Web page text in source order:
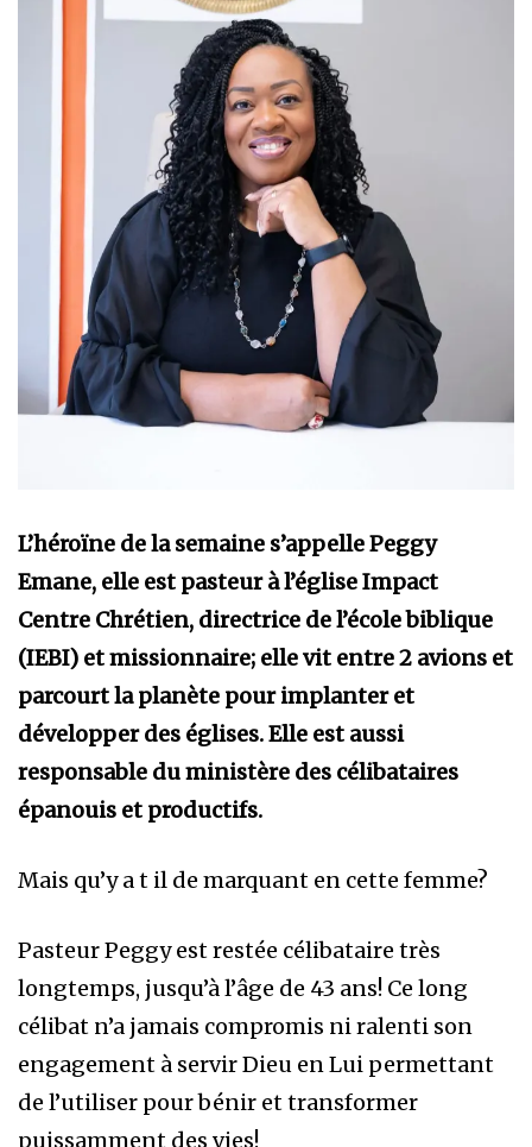
L’héroïne de la semaine s’appelle Peggy
Emane, elle est pasteur à l’église Impact
Centre Chrétien, directrice de l’école biblique
(IEBI) et missionnaire; elle vit entre 2 avions et
parcourt la planète pour implanter et
développer des églises. Elle est aussi
responsable du ministère des célibataires
épanouis et productifs.
Mais qu’y a t il de marquant en cette femme?
Pasteur Peggy est restée célibataire très
longtemps, jusqu’à l’âge de 43 ans! Ce long
célibat n’a jamais compromis ni ralenti son
engagement à servir Dieu en Lui permettant
de l’utiliser pour bénir et transformer
puissamment des vies!